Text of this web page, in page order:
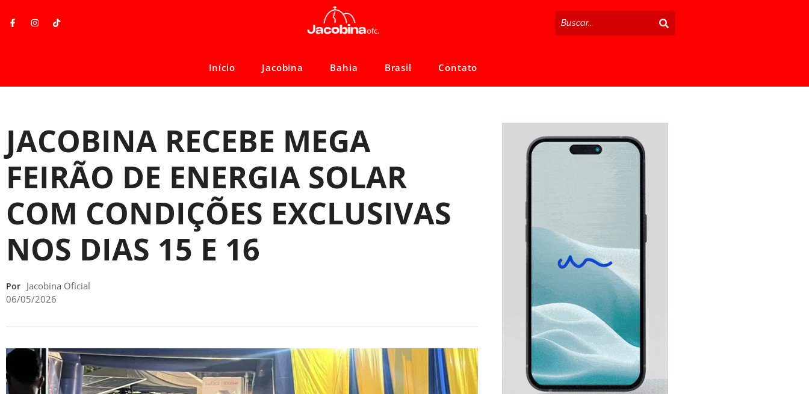
Início Jacobina Bahia Brasil Contato
JACOBINA RECEBE MEGA
FEIRÃO DE ENERGIA SOLAR
COM CONDIÇÕES EXCLUSIVAS
NOS DIAS 15 E 16
Por Jacobina Oficial
06/05/2026